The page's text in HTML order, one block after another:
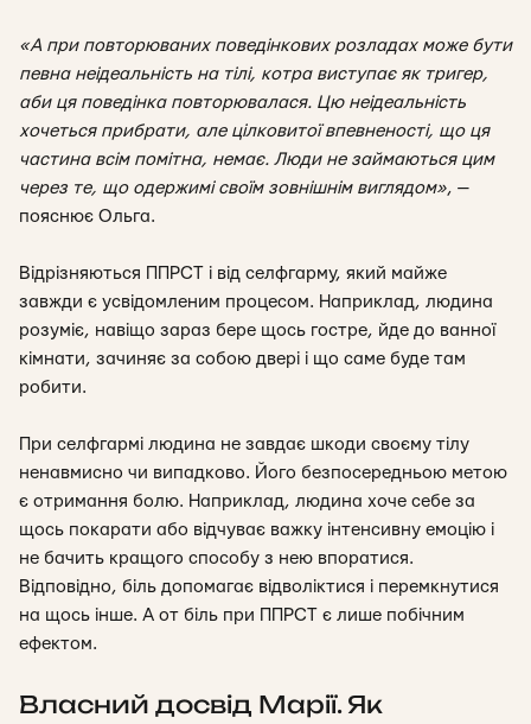
«А при повторюваних поведінкових розладах може бути
певна неідеальність на тілі, котра виступає як тригер,
аби ця поведінка повторювалася. Цю неідеальність
хочеться прибрати, але цілковитої впевненості, що ця
частина всім помітна, немає. Люди не займаються цим
через те, що одержимі своїм зовнішнім виглядом», —
пояснює Ольга.
Відрізняються ППРСТ і від селфгарму, який майже
завжди є усвідомленим процесом. Наприклад, людина
розуміє, навіщо зараз бере щось гостре, йде до ванної
кімнати, зачиняє за собою двері і що саме буде там
робити.
При селфгармі людина не завдає шкоди своєму тілу
ненавмисно чи випадково. Його безпосередньою метою
є отримання болю. Наприклад, людина хоче себе за
щось покарати або відчуває важку інтенсивну емоцію і
не бачить кращого способу з нею впоратися.
Відповідно, біль допомагає відволіктися і перемкнутися
на щось інше. А от біль при ППРСТ є лише побічним
ефектом.
Власний досвід Марії. Як